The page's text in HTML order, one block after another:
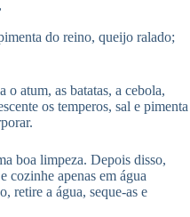
do reino, queijo ralado;
o atum, as batatas, a cebola,
os temperos, sal e pimenta
boa limpeza. Depois disso,
cozinhe apenas em água
retire a água, seque-as e